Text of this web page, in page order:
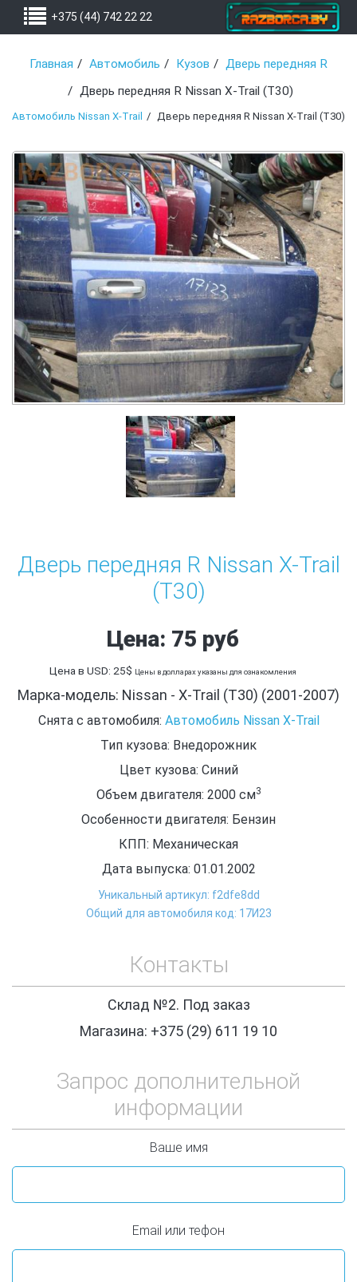
+375 (44) 742 22 22
Главная Автомобиль Кузов
Дверь передняя R
Дверь передняя R Nissan X-Trail (T30)
Автомобиль Nissan X-Trail Дверь передняя R Nissan X-Trail (T30)
Дверь передняя R Nissan X-Trail
(T30)
Цена: 75 руб
Цена в USD: 25$ Цены в долларах указаны для ознакомления
Марка-модель: Nissan - X-Trail (T30) (2001-2007)
Снята с автомобиля: Автомобиль Nissan X-Trail
Тип кузова: Внедорожник
Цвет кузова: Синий
Объем двигателя: 2000 см3
Особенности двигателя: Бензин
КПП: Механическая
Дата выпуска: 01.01.2002
Уникальный артикул: f2dfe8dd
Общий для автомобиля код: 17И23
Контакты
Склад №2. Под заказ
Магазина: +375 (29) 611 19 10
Запрос дополнительной
информации
Ваше имя
Email или тефон